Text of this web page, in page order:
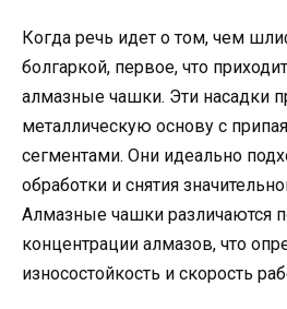
Когда речь идет о том, чем
болгаркой, первое, что
алмазные чашки. Эти насадки
металлическую основу с
сегментами. Они идеально
обработки и снятия
Алмазные чашки различаются
концентрации алмазов, что
износостойкость и скорость